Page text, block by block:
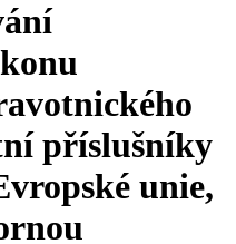
příslušníky
unie,